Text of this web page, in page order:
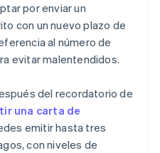
por enviar un
con un nuevo plazo de
al número de
evitar malentendidos.
del recordatorio de
una carta de
emitir hasta tres
con niveles de